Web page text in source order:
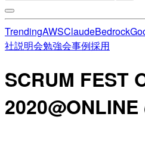
TrendingAWSClaudeBedrock
社説明会勉強会事例採用
SCRUM FEST